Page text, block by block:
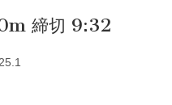
締切 9:32